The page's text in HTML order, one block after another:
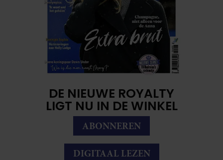
DE NIEUWE ROYALTY
LIGT NU IN DE WINKEL
ABONNEREN
DIGITAAL LEZEN